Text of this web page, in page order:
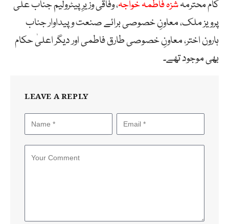
کام محترمہشزہ فاطمہ خواجہ، وفاقی وزیرِ پیٹرولیم جناب علی
پرویز ملک، معاونِ خصوصی برائے صنعت و پیداوار جناب
ہارون اختر، معاونِ خصوصی طارق فاطمی اور دیگر اعلیٰ حکام
بھی موجود تھے۔
LEAVE A REPLY